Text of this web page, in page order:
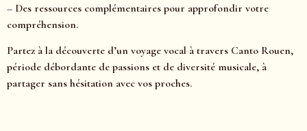
– Des ressources complémentaires pour approfondir votre
compréhension.
Partez à la découverte d’un voyage vocal à travers Canto Rouen,
période débordante de passions et de diversité musicale, à
partager sans hésitation avec vos proches.